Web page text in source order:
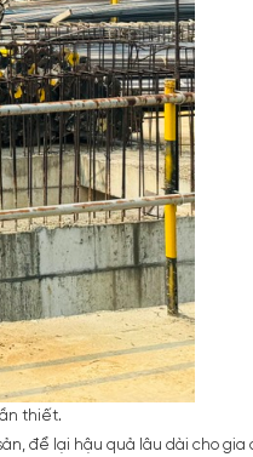
thiết.
để lại hậu quả lâu dài cho gia